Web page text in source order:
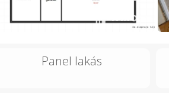
Panel lakás